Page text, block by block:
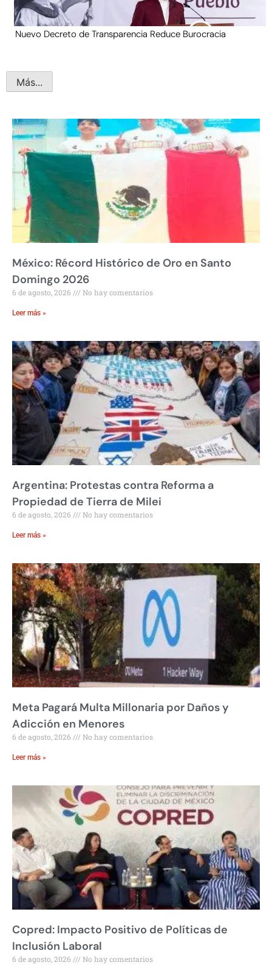
Nuevo Decreto de Transparencia Reduce Burocracia
Más...
México: Récord Histórico de Oro en Santo
Domingo 2026
6 de agosto, 2026 No hay comentarios
Leer más »
Argentina: Protestas contra Reforma a
Propiedad de Tierra de Milei
6 de agosto, 2026 No hay comentarios
Leer más »
Meta Pagará Multa Millonaria por Daños y
Adicción en Menores
6 de agosto, 2026 No hay comentarios
Leer más »
Copred: Impacto Positivo de Políticas de
Inclusión Laboral
6 de agosto, 2026 No hay comentarios